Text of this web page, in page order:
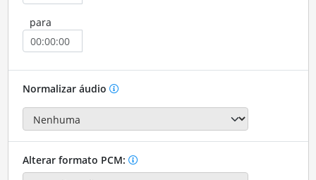
para
Normalizar áudio
Alterar formato PCM: